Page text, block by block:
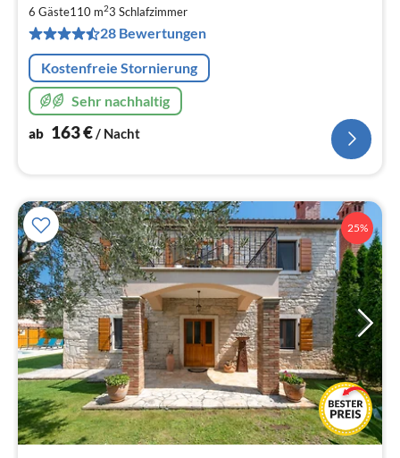
6 Gäste110 m23 Schlafzimmer
28 Bewertungen
Kostenfreie Stornierung
Sehr nachhaltig
ab 163€/ Nacht
25%